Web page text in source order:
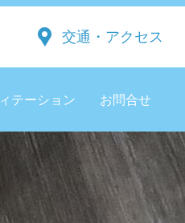
交通・アクセス
テーション お問合せ